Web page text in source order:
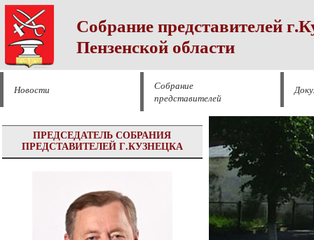
Собрание представителей
Пензенской области
Новости
Собрание
представителей
ПРЕДСЕДАТЕЛЬ СОБРАНИЯ
ПРЕДСТАВИТЕЛЕЙ Г.КУЗНЕЦКА